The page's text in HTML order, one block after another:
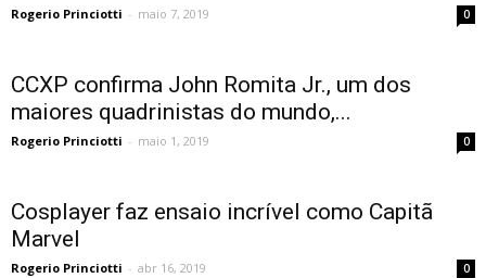
Rogerio Princiotti - maio 7, 2019 0
CCXP confirma John Romita Jr., um dos
maiores quadrinistas do mundo,...
Rogerio Princiotti - maio 1, 2019 0
Cosplayer faz ensaio incrível como Capitã
Marvel
Rogerio Princiotti - abr 16, 2019 0